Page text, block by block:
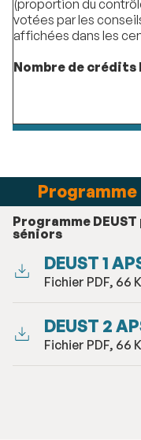
(proportion du
votées par les
affichées dans les
Nombre de crédits
Programme
Programme
séniors
DEUST 1
Fichier PDF, 66
DEUST 2
Fichier PDF, 66